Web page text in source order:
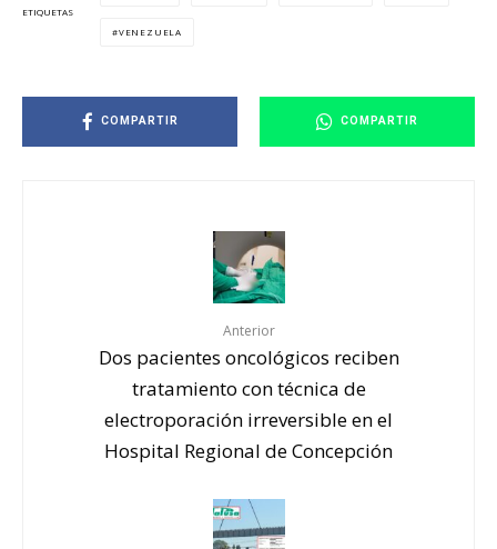
ETIQUETAS
VENEZUELA
COMPARTIR COMPARTIR
Anterior
Dos pacientes oncológicos reciben
tratamiento con técnica de
electroporación irreversible en el
Hospital Regional de Concepción